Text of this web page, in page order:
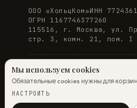
ООО «ХольцКом»ИНН
ОГРН 1167746377260
115516, г. Москва, ул.
стр. 3, комн. 21, пом. I
© 2026 WOODONLINE. Все
Мы используем cookies
Обязательные cookies нужны для
аналитика Яндекс.Метрики работает
НАСТРОИТЬ